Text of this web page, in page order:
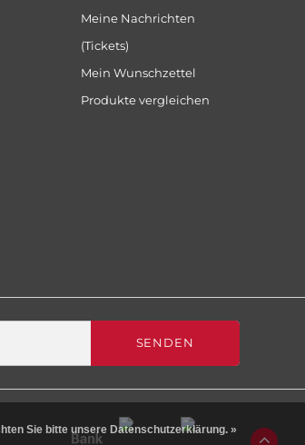
Meine Nachrichten
(Tickets)
Mein Wunschzettel
Produkte vergleichen
SENDEN
Sie bitte unsere Datenschutzerklärung. »